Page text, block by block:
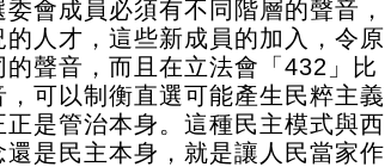
會成員必須有不同階層的聲音，
人才，這些新成員的加入，令原
聲音，而且在立法會「432」比
可以制衡直選可能產生民粹主義
是管治本身。這種民主模式與西
是民主本身，就是讓人民當家作